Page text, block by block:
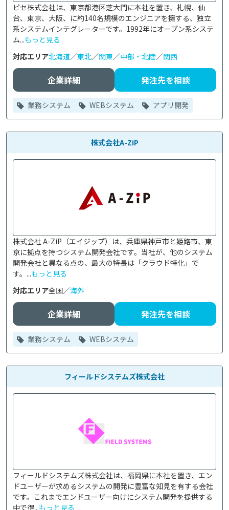
ピセ株式会社は、東京都港区芝大門に本社を置き、札幌、仙
台、東京、大阪、に約140名規模のエンジニアを擁する、独立
系システムインテグレーターです。1992年にオープン系システ
ム...もっと見る
対応エリア北海道／東北／関東／中部・北陸／関西
企業詳細 発注先を相談
業務システム WEBシステム アプリ開発
株式会社A-ZiP
株式会社 A-ZiP（エイジップ）は、兵庫県神戸市と姫路市、東
京に拠点を持つシステム開発会社です。当社が、他のシステム
開発会社と異なる点の、最大の特長は「クラウド特化」で
す。...もっと見る
対応エリア全国／海外
企業詳細 発注先を相談
業務システム WEBシステム
フィールドシステムズ株式会社
フィールドシステムズ株式会社は、福岡県に本社を置き、エン
ドユーザーが求めるシステムの開発に豊富な知見を有する会社
です。これまでエンドユーザー向けにシステム開発を提供する
中で得...もっと見る